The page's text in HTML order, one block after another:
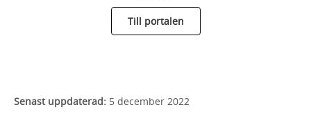
Till portalen
Senast uppdaterad: 5 december 2022